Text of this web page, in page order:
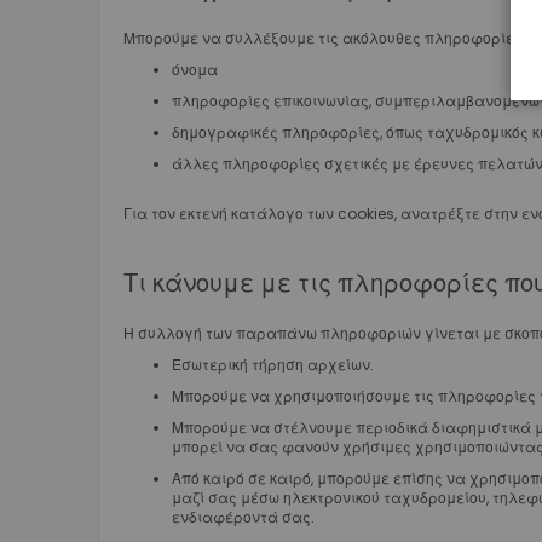
Μπορούμε να συλλέξουμε τις ακόλουθες πληροφορίες:
όνομα
πληροφορίες επικοινωνίας,
δημογραφικές πληροφορίες, όπως ταχυδρομικός
άλλες πληροφορίες σχετικές με έρευνες
Για τον εκτενή κατάλογο των cookies, ανατρέξτε στην
Τι κάνουμε με τις πληροφορίες
Η συλλογή των παραπάνω πληροφοριών γίνεται με
Εσωτερική τήρηση αρχείων.
Μπορούμε να χρησιμοποιήσουμε τις πληροφορίες
Μπορούμε να στέλνουμε περιοδικά διαφημιστικά
μπορεί να σας φανούν χρήσιμες
Από καιρό σε καιρό, μπορούμε επίσης να
μαζί σας μέσω ηλεκτρονικού ταχυδρομείου,
ενδιαφέροντά σας.